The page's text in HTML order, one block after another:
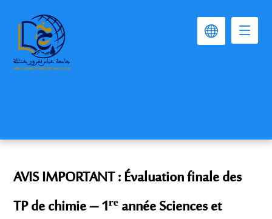
AVIS IMPORTANT : Évaluation finale des
TP de chimie – 1ʳᵉ année Sciences et